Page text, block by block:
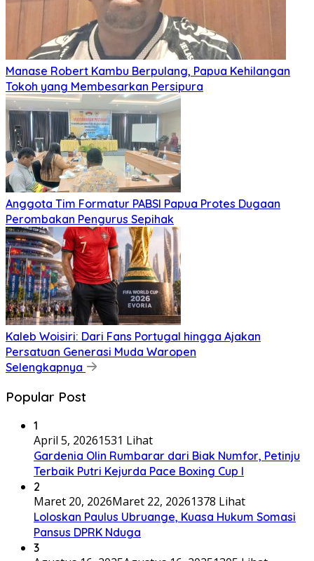
Manase Robert Kambu Berpulang, Papua Kehilangan
Tokoh yang Membesarkan Persipura
Anggota Tim Formatur PABSI Papua Protes Dugaan
Perombakan Pengurus Sepihak
Kaleb Woisiri: Dari Fans Portugal hingga Ajakan
Persatuan Generasi Muda Waropen
Selengkapnya
Popular Post
1
April 5, 20261531 Lihat
Gardenia Olin Rumbarar dari Biak Numfor, Petinju
Terbaik Putri Kejurda Pace Boxing Cup I
2
Maret 20, 2026Maret 22, 20261378 Lihat
Loloskan Paulus Ubruange, Kuasa Hukum Somasi
Pansus DPRK Nduga
3